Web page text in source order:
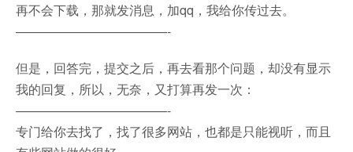
再不会下载，那就发消息，加qq，我给你传过去。
————————————-
但是，回答完，提交之后，再去看那个问题，却没有显示
我的回复，所以，无奈，又打算再发一次：
————————————-
专门给你去找了，找了很多网站，也都是只能视听，而且